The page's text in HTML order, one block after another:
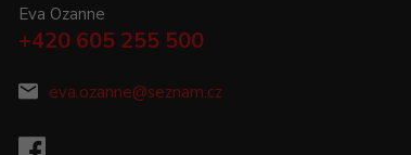
Eva Ozanne
+420 605 255 500
eva.ozanne@seznam.cz